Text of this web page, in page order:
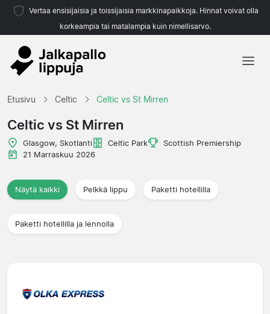
Vertaa ensisijaisia ja toissijaisia markkinapaikkoja. Hinnat voivat olla
korkeampia tai matalampia kuin nimellisarvo.
Etusivu Celtic Celtic vs St Mirren
Celtic vs St Mirren
Glasgow, Skotlanti Celtic Park
Scottish Premiership
21 Marraskuu 2026
Näytä kaikki Pelkkä lippu Paketti hotellilla
Paketti hotellilla ja lennolla